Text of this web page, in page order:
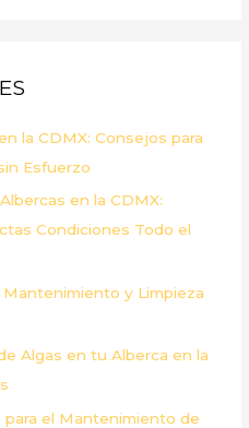
la CDMX: Consejos para
Esfuerzo
en la CDMX:
Condiciones Todo el
Mantenimiento y Limpieza
Algas en tu Alberca en la
para el Mantenimiento de